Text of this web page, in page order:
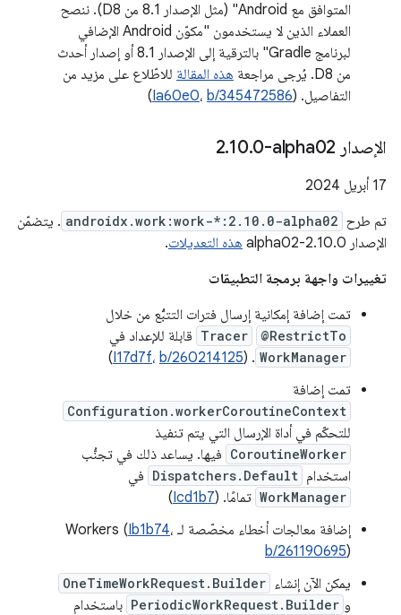
المتوافق مع Android" (مثل الإصدار 8.1 من D8). ننصح
العملاء الذين لا يستخدمون "مكوّن Android الإضافي
لبرنامج Gradle" بالترقية إلى الإصدار 8.1 أو إصدار أحدث
من D8. يُرجى مراجعة
هذه المقالة للاطّلاع على مزيد من
التفاصيل. (
Ia60e0، b/345472586
)
الإصدار ‎2 .10.0-alpha02
‫17 أبريل 2024
تم طرح androidx.work:work-*:2.10.0-alpha02 . يتضمّن
الإصدار 2.10.0-alpha02
هذه التعديلات.
تغييرات واجهة برمجة التطبيقات
تمت إضافة إمكانية إرسال فترات التتبُّع من خلال
@RestrictTo
Tracer قابلة للإعداد في
WorkManager
. (
I17d7f، b/260214125
)
تمت إضافة
Configuration.workerCoroutineContext
للتحكّم في أداة الإرسال التي يتم تنفيذ
CoroutineWorker فيها. يساعد ذلك في تجنُّب
استخدام Dispatchers.Default في
WorkManager تمامًا. (Icd1b7
)
إضافة معالجات أخطاء مخصّصة لـ Workers ( Ib1b74،
b/261190695)
يمكن الآن إنشاء OneTimeWorkRequest.Builder
و PeriodicWorkRequest.Builder باستخدام